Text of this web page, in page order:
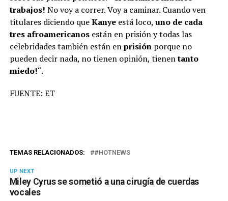
trabajos! No voy a correr. Voy a caminar. Cuando ven
titulares diciendo queKanyeestá loco, uno de cada
tres afroamericanosestán en prisión y todas las
celebridades también están enprisiónporque no
pueden decir nada, no tienen opinión, tienentanto
miedo!“.
FUENTE: ET
TEMAS RELACIONADOS: #HOTNEWS
UP NEXT
Miley Cyrus se sometió a una cirugía de cuerdas
vocales